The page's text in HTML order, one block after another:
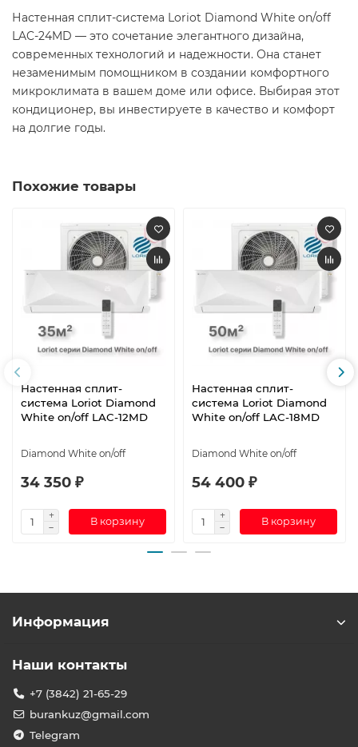
Настенная сплит-система Loriot Diamond White on/off
LAC-24MD — это сочетание элегантного дизайна,
современных технологий и надежности. Она станет
незаменимым помощником в создании комфортного
микроклимата в вашем доме или офисе. Выбирая этот
кондиционер, вы инвестируете в качество и комфорт
на долгие годы. ​
Похожие товары
Настенная сплит-
система Loriot Diamond
White on/off LAC-12MD
Diamond White on/off
34 350 ₽
В корзину
Настенная сплит-
система Loriot Diamond
White on/off LAC-18MD
Diamond White on/off
54 400 ₽
В корзину
Информация
Наши контакты
+7 (3842) 21-65-29
burankuz@gmail.com
Telegram